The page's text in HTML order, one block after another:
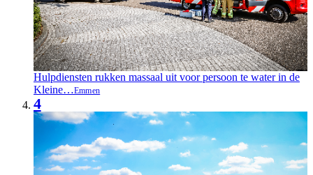
Hulpdiensten rukken massaal uit voor persoon te water in de
Kleine…Emmen
4